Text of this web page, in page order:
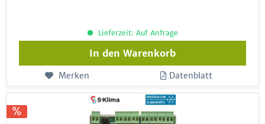
Lieferzeit: Auf Anfrage
In den Warenkorb
Merken Datenblatt